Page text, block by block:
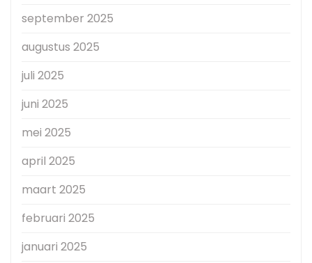
september 2025
augustus 2025
juli 2025
juni 2025
mei 2025
april 2025
maart 2025
februari 2025
januari 2025